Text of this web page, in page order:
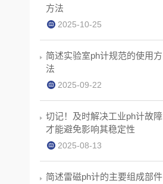
方法
2025-10-25
简述实验室ph计规范的使用方
法
2025-09-22
切记！及时解决工业ph计故障
才能避免影响其稳定性
2025-08-13
简述雷磁ph计的主要组成部件